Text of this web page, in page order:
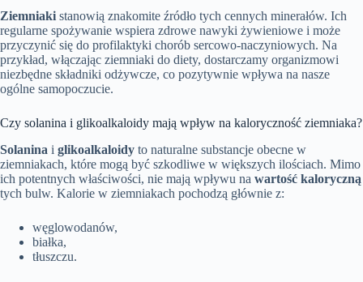
Ziemniaki stanowią znakomite źródło tych cennych minerałów. Ich
regularne spożywanie wspiera zdrowe nawyki żywieniowe i może
przyczynić się do profilaktyki chorób sercowo-naczyniowych. Na
przykład, włączając ziemniaki do diety, dostarczamy organizmowi
niezbędne składniki odżywcze, co pozytywnie wpływa na nasze
ogólne samopoczucie.
Czy solanina i glikoalkaloidy mają wpływ na kaloryczność ziemniaka?
Solanina i glikoalkaloidy to naturalne substancje obecne w
ziemniakach, które mogą być szkodliwe w większych ilościach. Mimo
ich potentnych właściwości, nie mają wpływu na wartość kaloryczną
tych bulw. Kalorie w ziemniakach pochodzą głównie z:
węglowodanów,
białka,
tłuszczu.